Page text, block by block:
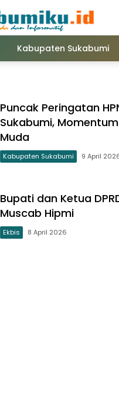
Kabupaten Sukabumi
Puncak Peringatan
Sukabumi,
Muda
Kabupaten Sukabumi 9 April
Bupati dan Ketua
Muscab Hipmi
Ekbis 8 April 2026